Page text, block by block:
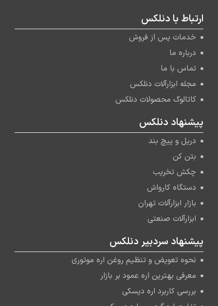
ارتباط با دنلکس
خدمات پس از فروش
درباره ما
تماس با ما
مجله ابزارآلات دنلکس
کاتالوگ محصولات دنلکس
پیشنهاد دنلکس
دریل و پیچ بند
بتن کن
چکش تخریب
دستگاه کارواش
بازار ابزارآلات تهران
ابزارآلات صنعتی
پیشنهاد سردبیر دنلکس
نحوه تعویض و تنظیم روغن اره موتوری
معرفی بهترین اره عمود بر بازار
بررسی کاربرد اره دیسکی